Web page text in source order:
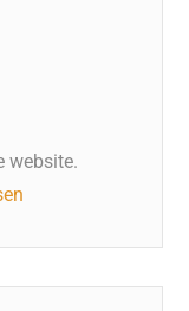
website.